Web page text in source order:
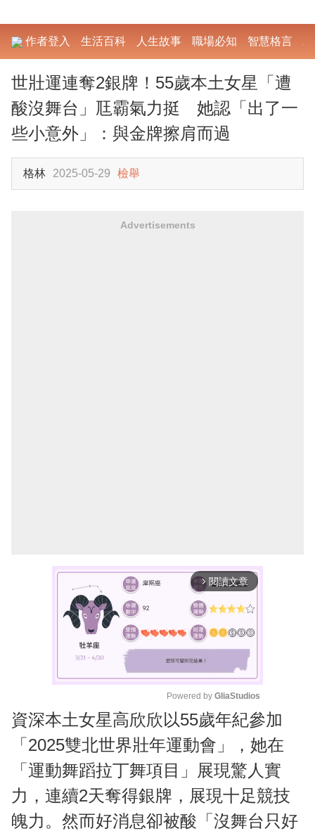
作者登入 生活百科 人生故事 職場必知 智慧格言
世壯運連奪2銀牌！55歲本土女星「遭
酸沒舞台」尫霸氣力挺 她認「出了一
些小意外」：與金牌擦肩而過
格林 2025-05-29 檢舉
Advertisements
arrow_forward_ios 閱讀文章
M
e
Powered by GliaStudios
資深本土女星高欣欣以55歲年紀參加
「2025雙北世界壯年運動會」，她在
「運動舞蹈拉丁舞項目」展現驚人實
力，連續2天奪得銀牌，展現十足競技
魄力。然而好消息卻被酸「沒舞台只好